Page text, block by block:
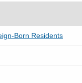
Born Residents